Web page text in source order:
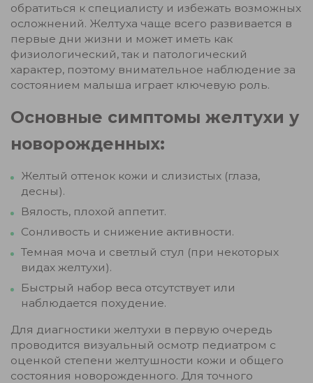
обратиться к специалисту и избежать возможных
осложнений. Желтуха чаще всего развивается в
первые дни жизни и может иметь как
физиологический, так и патологический
характер, поэтому внимательное наблюдение за
состоянием малыша играет ключевую роль.
Основные симптомы желтухи у
новорожденных:
Желтый оттенок кожи и слизистых (глаза,
десны).
Вялость, плохой аппетит.
Сонливость и снижение активности.
Темная моча и светлый стул (при некоторых
видах желтухи).
Быстрый набор веса отсутствует или
наблюдается похудение.
Для диагностики желтухи в первую очередь
проводится визуальный осмотр педиатром с
оценкой степени желтушности кожи и общего
состояния новорожденного. Для точного